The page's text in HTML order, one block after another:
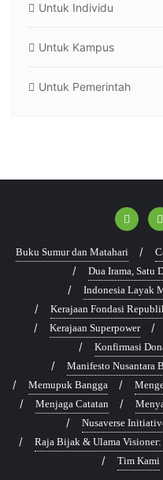
Untuk Individu
Untuk Kampus
Untuk Pemerintah
Buku Sumur dan Matahari
Dua Irama, Satu
Indonesia Layak
Kerajaan Fondasi
Kerajaan Superpower
Konfirmasi
Manifesto Nusantara
Memupuk Bangga
Menjaga Catatan
Nusaverse
Raja Bijak & Ulama Visioner:
Tim Kami